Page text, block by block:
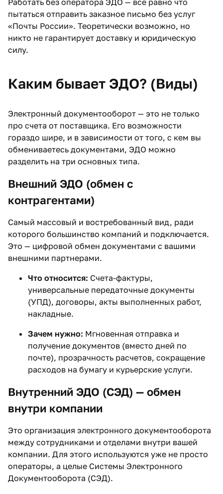
Работать без оператора ЭДО — все равно что
пытаться отправить заказное письмо без услуг
«Почты России». Теоретически возможно, но
никто не гарантирует доставку и юридическую
силу.
Каким бывает ЭДО? (Виды)
Электронный документооборот — это не только
про счета от поставщика. Его возможности
гораздо шире, и в зависимости от того, с кем вы
обмениваетесь документами, ЭДО можно
разделить на три основных типа.
Внешний ЭДО (обмен с
контрагентами)
Самый массовый и востребованный вид, ради
которого большинство компаний и подключается.
Это — цифровой обмен документами с вашими
внешними партнерами.
Что относится: Счета-фактуры,
универсальные передаточные документы
(УПД), договоры, акты выполненных работ,
накладные.
Зачем нужно: Мгновенная отправка и
получение документов (вместо дней по
почте), прозрачность расчетов, сокращение
расходов на бумагу и курьерские услуги.
Внутренний ЭДО (СЭД) — обмен
внутри компании
Это организация электронного документооборота
между сотрудниками и отделами внутри вашей
компании. Для этого используются уже не просто
операторы, а целые Системы Электронного
Документооборота (СЭД).